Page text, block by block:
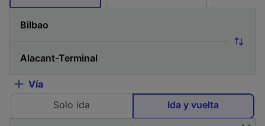
Vía
Solo ida
Ida y vuelta